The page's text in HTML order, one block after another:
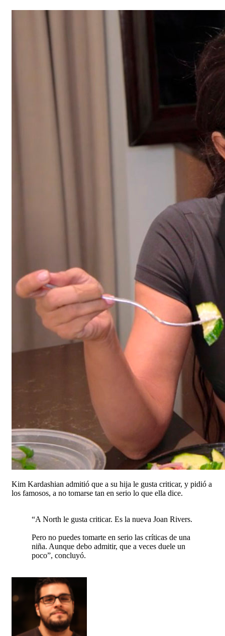
Kim Kardashian admitió que a su hija le gusta criticar, y pidió a
los famosos, a no tomarse tan en serio lo que ella dice.
“A North le gusta criticar. Es la nueva Joan Rivers.
Pero no puedes tomarte en serio las críticas de una
niña. Aunque debo admitir, que a veces duele un
poco”, concluyó.